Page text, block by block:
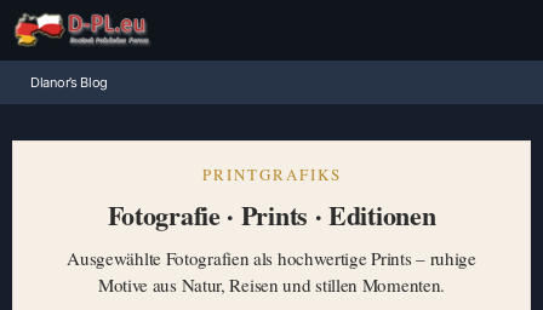
Dlanor’s Blog
PRINTGRAFIKS
Fotografie · Prints · Editionen
Ausgewählte Fotografien als hochwertige Prints – ruhige
Motive aus Natur, Reisen und stillen Momenten.